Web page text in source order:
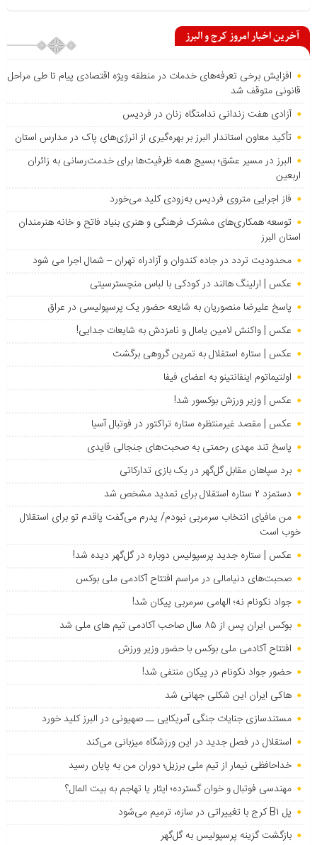
آخرین اخبار امروز کرج و البرز
افزایش برخی تعرفه‌های خدمات در منطقه ویژه اقتصادی پیام تا طی مراحل
قانونی متوقف شد
آزادی هفت زندانی ندامتگاه زنان در فردیس
تأکید معاون استاندار البرز بر بهره‌گیری از انرژی‌های پاک در مدارس استان
البرز در مسیر عشق؛ بسیج همه ظرفیت‌ها برای خدمت‌رسانی به زائران
اربعین
فاز اجرایی متروی فردیس به‌زودی کلید می‌خورد
توسعه همکاری‌های مشترک فرهنگی و هنری بنیاد فاتح و خانه هنرمندان
استان البرز
محدودیت تردد در جاده کندوان و آزادراه تهران – شمال اجرا می شود
عکس | ارلینگ هالند در کودکی با لباس منچسترسیتی
پاسخ علیرضا منصوریان به شایعه حضور یک پرسپولیسی در عراق
عکس | واکنش لامین یامال و نامزدش به شایعات جدایی!
عکس | ستاره استقلال به تمرین گروهی برگشت
اولتیماتوم اینفانتینو به اعضای فیفا
عکس | وزیر ورزش بوکسور شد!
عکس | مقصد غیرمنتظره ستاره تراکتور در فوتبال آسیا
پاسخ تند مهدی رحمتی به صحبت‌های جنجالی قایدی
برد سپاهان مقابل گل‌گهر در یک بازی تدارکاتی
دستمزد ۲ ستاره استقلال برای تمدید مشخص شد
من مافیای انتخاب سرمربی نبودم/ پدرم می‌گفت پاقدم تو برای استقلال
خوب است
عکس | ستاره جدید پرسپولیس دوباره در گل‌گهر دیده شد!
صحبت‌های دنیامالی در مراسم افتتاح آکادمی ملی بوکس
جواد نکونام نه؛ الهامی سرمربی پیکان شد!
بوکس ایران پس از ۸۵ سال صاحب آکادمی تیم های ملی شد
افتتاح آکادمی ملی بوکس با حضور وزیر ورزش
حضور جواد نکونام در پیکان منتفی شد!
هاکی ایران این شکلی جهانی شد
مستندسازی جنایات جنگی آمریکایی ــ صهیونی در البرز کلید خورد
استقلال در فصل جدید در این ورزشگاه میزبانی می‌کند
خداحافظی نیمار از تیم ملی برزیل؛ دوران من به پایان رسید
مهندسی فوتبال و خوان گسترده؛ ایثار یا تهاجم به بیت المال؟
پل B۱ کرج با تغییراتی در سازه، ترمیم می‌شود
بازگشت گزینه پرسپولیس به ‌گل‌گهر